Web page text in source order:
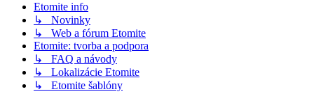
Etomite info
↳ Novinky
↳ Web a fórum Etomite
Etomite: tvorba a podpora
↳ FAQ a návody
↳ Lokalizácie Etomite
↳ Etomite šablóny